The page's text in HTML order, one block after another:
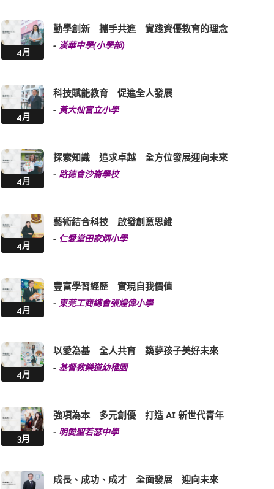
4月
勤學創新 攜手共進 實踐資優教育的理念
- 漢華中學(小學部)
4月
科技賦能教育 促進全人發展
- 黃大仙官立小學
4月
探索知識 追求卓越 全方位發展迎向未來
- 路德會沙崙學校
4月
藝術結合科技 啟發創意思維
- 仁愛堂田家炳小學
4月
豐富學習經歷 實現自我價值
- 東莞工商總會張煌偉小學
4月
以愛為基 全人共育 築夢孩子美好未來
- 基督教樂道幼稚園
3月
強項為本 多元創優 打造 AI 新世代青年
- 明愛聖若瑟中學
成長、成功、成才 全面發展 迎向未來